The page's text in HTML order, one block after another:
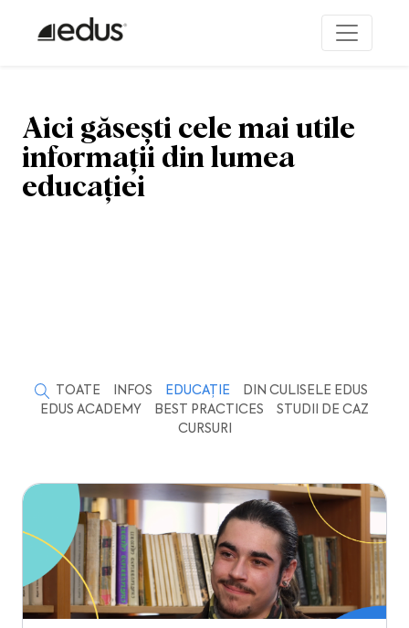
Aici găsești cele mai utile
informații din lumea
educației
TOATE INFOS EDUCAȚIE
DIN CULISELE EDUS
EDUS ACADEMY
BEST PRACTICES
STUDII DE CAZ
CURSURI